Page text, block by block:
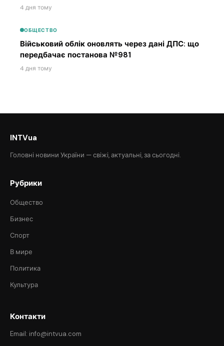
4 дня тому
ОБЩЕСТВО
Військовий облік оновлять через дані ДПС: що
передбачає постанова №981
4 дня тому
INTVua
Головні новини України — свіжі, актуальні, за сьогодні.
Рубрики
Общество
Бизнес
Спорт
В мире
Политика
Культура
Контакти
Email: info@intvua.com